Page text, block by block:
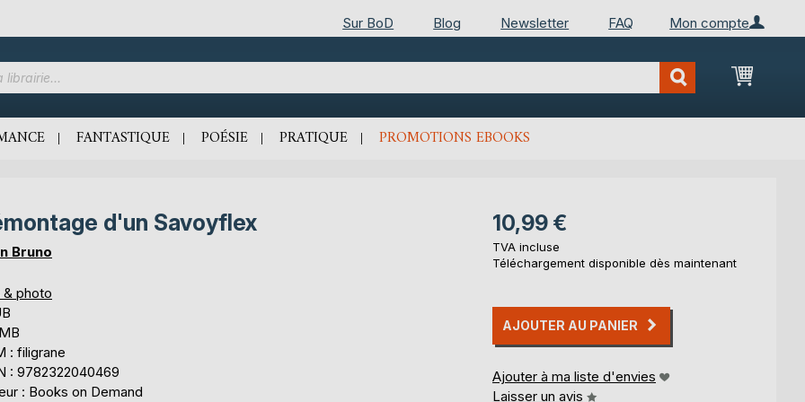
Mon compte
Sur BoD Blog Newsletter FAQ
Mon
FANTASTIQUE POÉSIE PRATIQUE PROMOTIONS EBOOKS
d'un Savoyflex
Bruno
& photo
: filigrane
: 9782322040469
: Books on Demand
10,99 €
TVA incluse
Téléchargement disponible dès maintenant
AJOUTER AU PANIER
Ajouter à ma liste d'envies
Laisser un avis